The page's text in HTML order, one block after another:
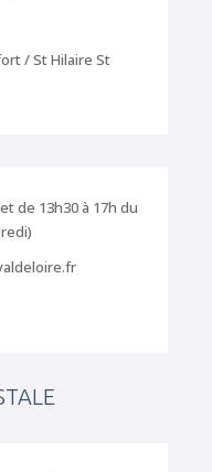
/ St Hilaire St
de 13h30 à 17h du